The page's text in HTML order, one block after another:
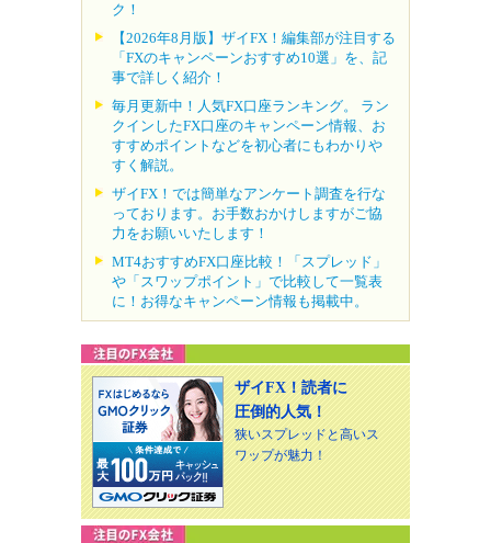
ク！
【2026年8月版】ザイFX！編集部が注目する
「FXのキャンペーンおすすめ10選」を、記
事で詳しく紹介！
毎月更新中！人気FX口座ランキング。 ラン
クインしたFX口座のキャンペーン情報、お
すすめポイントなどを初心者にもわかりや
すく解説。
ザイFX！では簡単なアンケート調査を行な
っております。お手数おかけしますがご協
力をお願いいたします！
MT4おすすめFX口座比較！「スプレッド」
や「スワップポイント」で比較して一覧表
に！お得なキャンペーン情報も掲載中。
ザイFX！読者に
圧倒的人気！
狭いスプレッドと高いス
ワップが魅力！